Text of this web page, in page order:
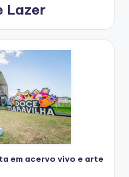
Lazer
em acervo vivo e arte